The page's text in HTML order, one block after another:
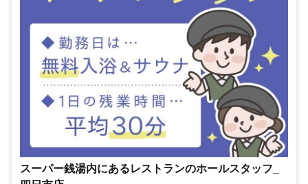
スーパー銭湯内にあるレストランのホールスタッフ_